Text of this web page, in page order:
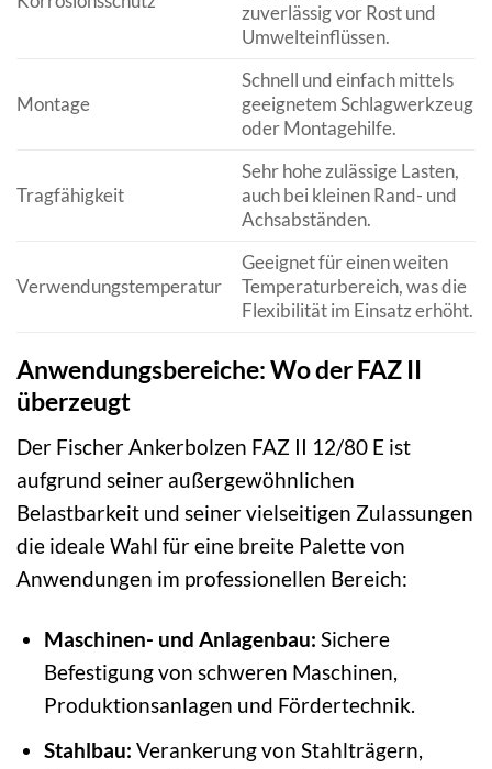
zuverlässig vor Rost und
Umwelteinflüssen.
Montage
Schnell und einfach mittels
geeignetem Schlagwerkzeug
oder Montagehilfe.
Tragfähigkeit
Sehr hohe zulässige Lasten,
auch bei kleinen Rand- und
Achsabständen.
Verwendungstemperatur
Geeignet für einen weiten
Temperaturbereich, was die
Flexibilität im Einsatz erhöht.
Anwendungsbereiche: Wo der FAZ II
überzeugt
Der Fischer Ankerbolzen FAZ II 12/80 E ist
aufgrund seiner außergewöhnlichen
Belastbarkeit und seiner vielseitigen Zulassungen
die ideale Wahl für eine breite Palette von
Anwendungen im professionellen Bereich:
Maschinen- und Anlagenbau: Sichere
Befestigung von schweren Maschinen,
Produktionsanlagen und Fördertechnik.
Stahlbau: Verankerung von Stahlträgern,